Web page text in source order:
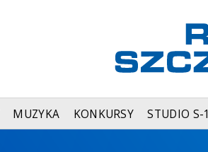
MUZYKA KONKURSY STUDIO S-1